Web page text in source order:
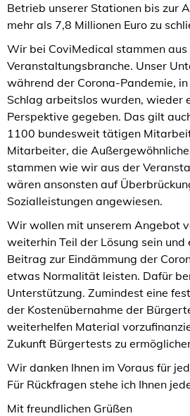
Betrieb unserer Stationen bis zur
mehr als 7,8 Millionen Euro zu
Wir bei CoviMedical stammen aus
Veranstaltungsbranche. Unser
während der Corona-Pandemie,
Schlag arbeitslos wurden, wieder
Perspektive gegeben. Das gilt
1100 bundesweit tätigen
Mitarbeiter, die
stammen wie wir aus der
wären ansonsten auf
Sozialleistungen angewiesen.
Wir wollen mit unserem Angebot
weiterhin Teil der Lösung sein
Beitrag zur Eindämmung der
etwas Normalität leisten. Dafür
Unterstützung. Zumindest eine
der Kostenübernahme der
weiterhelfen Material
Zukunft Bürgertests zu
Wir danken Ihnen im Voraus für
Für Rückfragen stehe ich Ihnen
Mit freundlichen Grüßen